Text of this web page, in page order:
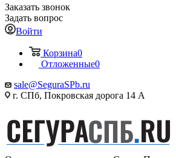
Заказать звонок
Задать вопрос
Войти
Корзина0
Отложенные0
sale@SeguraSPb.ru
г. СПб, Покровская дорога 14 А